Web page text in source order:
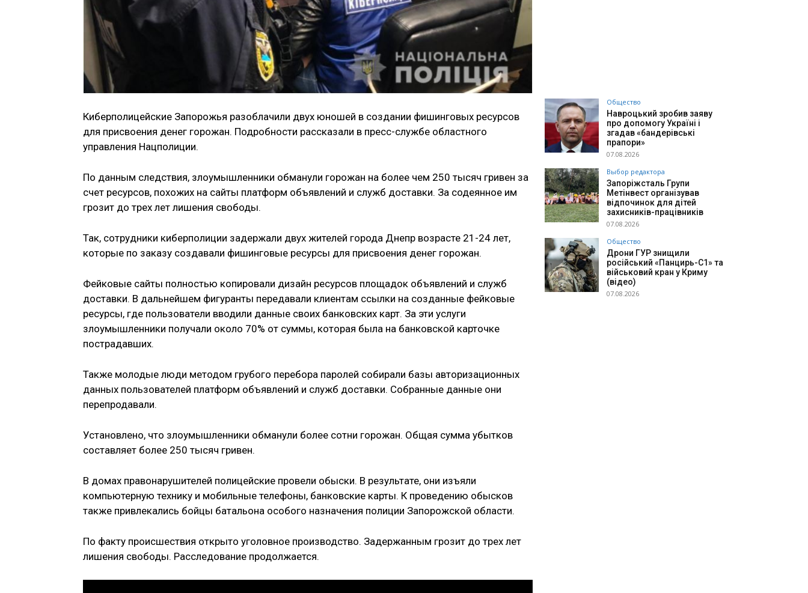
Киберполицейские Запорожья разоблачили двух юношей в создании фишинговых ресурсов
для присвоения денег горожан. Подробности рассказали в пресс-службе областного
управления Нацполиции.
По данным следствия, злоумышленники обманули горожан на более чем 250 тысяч гривен за
счет ресурсов, похожих на сайты платформ объявлений и служб доставки. За содеянное им
грозит до трех лет лишения свободы.
Так, сотрудники киберполиции задержали двух жителей города Днепр возрасте 21-24 лет,
которые по заказу создавали фишинговые ресурсы для присвоения денег горожан.
Фейковые сайты полностью копировали дизайн ресурсов площадок объявлений и служб
доставки. В дальнейшем фигуранты передавали клиентам ссылки на созданные фейковые
ресурсы, где пользователи вводили данные своих банковских карт. За эти услуги
злоумышленники получали около 70% от суммы, которая была на банковской карточке
пострадавших.
Также молодые люди методом грубого перебора паролей собирали базы авторизационных
данных пользователей платформ объявлений и служб доставки. Собранные данные они
перепродавали.
Установлено, что злоумышленники обманули более сотни горожан. Общая сумма убытков
составляет более 250 тысяч гривен.
В домах правонарушителей полицейские провели обыски. В результате, они изъяли
компьютерную технику и мобильные телефоны, банковские карты. К проведению обысков
также привлекались бойцы батальона особого назначения полиции Запорожской области.
По факту происшествия открыто уголовное производство. Задержанным грозит до трех лет
лишения свободы. Расследование продолжается.
Общество
Навроцький зробив заяву
про допомогу Україні і
згадав «бандерівські
прапори»
07.08.2026
Выбор редактора
Запоріжсталь Групи
Метінвест організував
відпочинок для дітей
захисників-працівників
07.08.2026
Общество
Дрони ГУР знищили
російський «Панцирь-С1» та
військовий кран у Криму
(відео)
07.08.2026